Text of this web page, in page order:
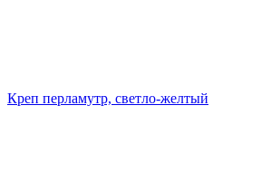
Креп перламутр, светло-желтый